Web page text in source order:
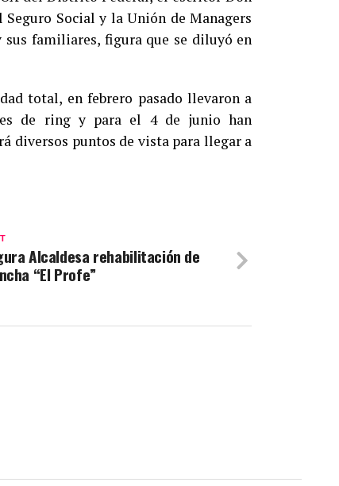
Social y la Unión de Managers
familiares, figura que se diluyó en
total, en febrero pasado llevaron a
de ring y para el 4 de junio han
diversos puntos de vista para llegar a
Alcaldesa rehabilitación de
“El Profe”